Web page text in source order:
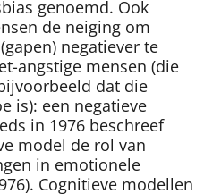
genoemd. Ook
de neiging om
negatiever te
angstige mensen (die
dat die
is): een negatieve
in 1976 beschreef
model de rol van
in emotionele
Cognitieve modellen